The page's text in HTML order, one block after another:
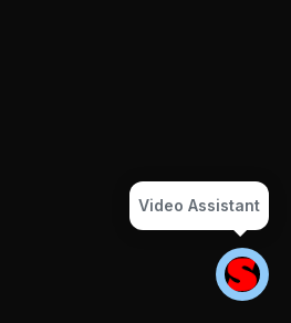
Video Assistant